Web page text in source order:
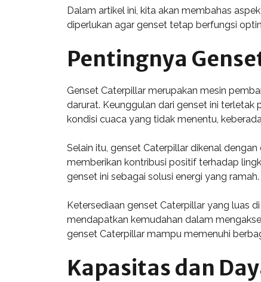
Dalam artikel ini, kita akan membahas
diperlukan agar genset tetap berfungsi
Pentingnya
Genset Caterpillar merupakan mesin
darurat. Keunggulan dari genset ini
kondisi cuaca yang tidak menentu,
Selain itu, genset Caterpillar dikenal
memberikan kontribusi positif terhadap
genset ini sebagai solusi energi yang ramah.
Ketersediaan genset Caterpillar yang luas
mendapatkan kemudahan dalam
genset Caterpillar mampu memenuhi
Kapasitas dan